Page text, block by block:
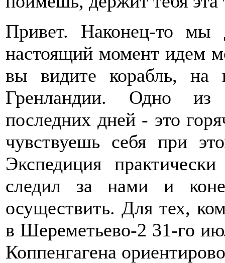
Привет. Наконец-то мы
настоящий момент идем
вы видите корабль, на
Гренландии. Одно
последних дней - это
чувствуешь себя при
Экспедиция
следил за нами и
осуществить. Для тех,
в Шереметьево-2 31-го
Коппенгагена